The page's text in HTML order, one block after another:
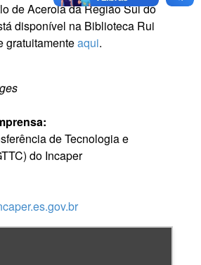
de Acerola da Região Sul do
disponível na Biblioteca Rui
gratuitamenteaqui.
de Tecnologia e
do Incaper